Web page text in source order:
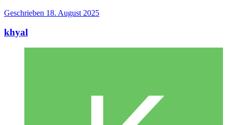
Geschrieben 18. August 2025
khyal